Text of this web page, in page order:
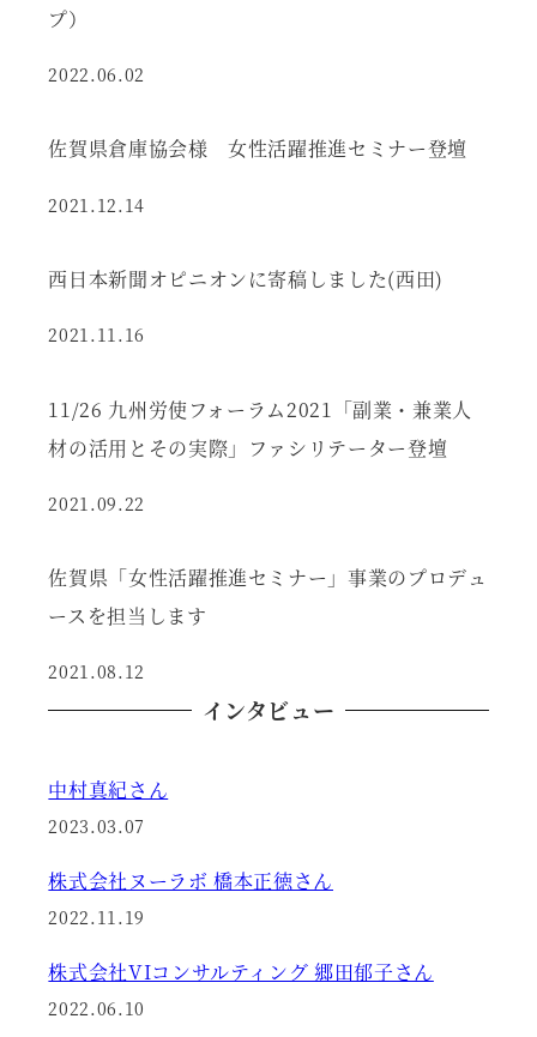
プ）
2022.06.02
佐賀県倉庫協会様 女性活躍推進セミナー登壇
2021.12.14
西日本新聞オピニオンに寄稿しました(西田)
2021.11.16
11/26 九州労使フォーラム2021「副業・兼業人
材の活用とその実際」ファシリテーター登壇
2021.09.22
佐賀県「女性活躍推進セミナー」事業のプロデュ
ースを担当します
2021.08.12
インタビュー
中村真紀さん
2023.03.07
株式会社ヌーラボ 橋本正徳さん
2022.11.19
株式会社VIコンサルティング 郷田郁子さん
2022.06.10